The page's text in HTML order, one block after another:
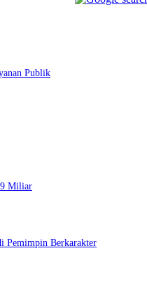
Publik
Miliar
Pemimpin Berkarakter